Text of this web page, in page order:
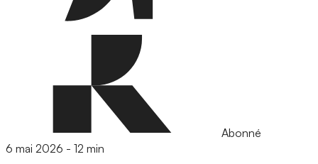
Abonné
6 mai 2026 - 12 min